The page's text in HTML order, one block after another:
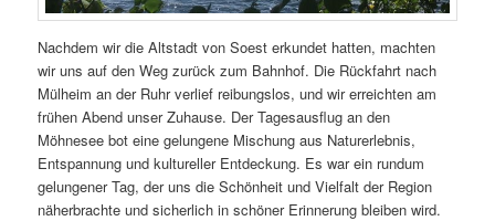
Nachdem wir die Altstadt von Soest erkundet hatten, machten
wir uns auf den Weg zurück zum Bahnhof. Die Rückfahrt nach
Mülheim an der Ruhr verlief reibungslos, und wir erreichten am
frühen Abend unser Zuhause. Der Tagesausflug an den
Möhnesee bot eine gelungene Mischung aus Naturerlebnis,
Entspannung und kultureller Entdeckung. Es war ein rundum
gelungener Tag, der uns die Schönheit und Vielfalt der Region
näherbrachte und sicherlich in schöner Erinnerung bleiben wird.